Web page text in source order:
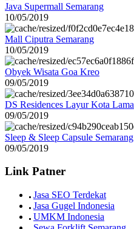
Java Supermall Semarang
10/05/2019
Mall Ciputra Semarang
10/05/2019
Obyek Wisata Goa Kreo
09/05/2019
DS Residences Layur Kota Lama
09/05/2019
Sleep & Sleep Capsule Semarang
09/05/2019
Link Patner
Jasa SEO Terdekat
Jasa Gugel Indonesia
UMKM Indonesia